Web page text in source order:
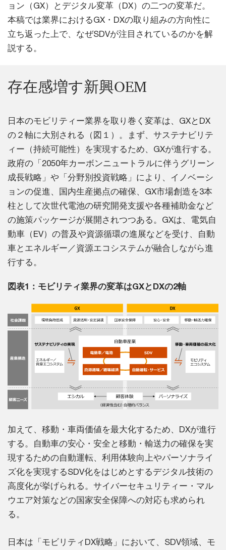
ョン（GX）とデジタル変革（DX）の二つの変革だ。
本稿では業界におけるGX・DXの取り組みの方向性に
立ち返った上で、なぜSDVが注目されているのかを解
説する。
存在感増す新興OEM
日本のモビリティー業界を取り巻く変革は、GXとDX
の２軸に大別される（図１）。まず、サステナビリテ
ィー（持続可能性）を実現するため、GXが進行する。
政府の「2050年カーボンニュートラルに伴うグリーン
成長戦略」や「分野別投資戦略」により、イノベーシ
ョンの促進、国内生産拠点の確保、GX市場創造を3本
柱として次世代電池の研究開発支援や各種補助金など
の施策パッケージが展開されつつある。GXは、電気自
動車（EV）の普及や資源循環の進展などを受け、自動
車とエネルギー／資源エコシステムが融合しながら進
行する。
図表1：モビリティ業界の変革はGXとDXの2軸
加えて、移動・車両価値を最大化するため、DXが進行
する。自動車の安心・安全と移動・輸送力の確保を実
現するための自動運転、利用体験向上やパーソナライ
ズ化を実現するSDV化をはじめとするデジタル技術の
高度化が挙げられる。サイバーセキュリティー・マル
ウエア対策などの国家安全保障への対応も求められ
る。
日本は「モビリティDX戦略」において、SDV領域、モ